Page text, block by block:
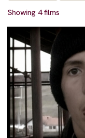
Showing 4 films